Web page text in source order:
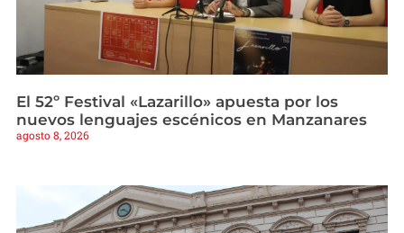
El 52º Festival «Lazarillo» apuesta por los
nuevos lenguajes escénicos en Manzanares
agosto 8, 2026